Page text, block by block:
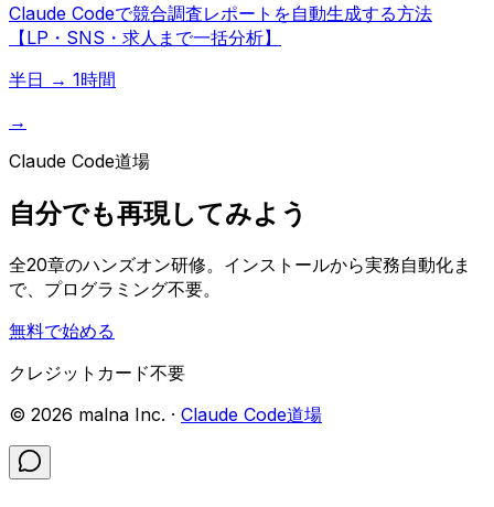
Claude Codeで競合調査レポートを自動生成する方法
【LP・SNS・求人まで一括分析】
半日 → 1時間
→
Claude Code道場
自分でも再現してみよう
全20章のハンズオン研修。インストールから実務自動化ま
で、プログラミング不要。
無料で始める
クレジットカード不要
© 2026 malna Inc. · Claude Code道場